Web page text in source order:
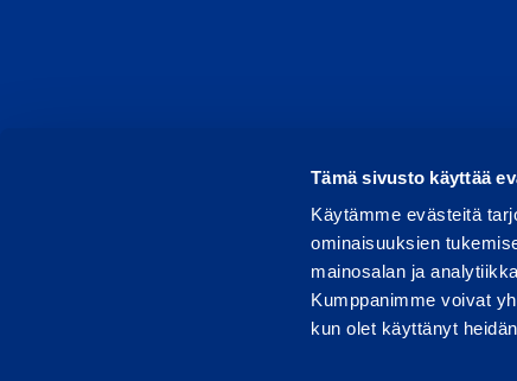
Tämä sivusto käyttää
Käytämme evästeitä
ominaisuuksien
mainosalan ja
Kumppanimme voivat
kun olet käyttänyt
Käyttöehdot Tietosuoja